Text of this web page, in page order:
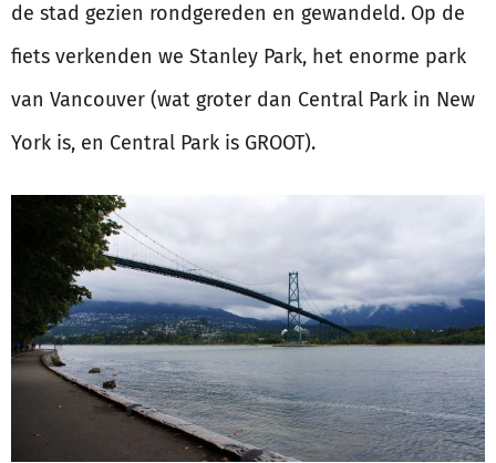
de stad gezien rondgereden en gewandeld. Op de
fiets verkenden we Stanley Park, het enorme park
van Vancouver (wat groter dan Central Park in New
York is, en Central Park is GROOT).